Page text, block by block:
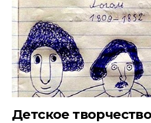
Детское